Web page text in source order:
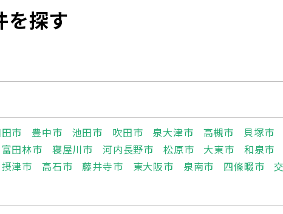
を探す
市 豊中市 池田市 吹田市 泉大津市 高槻市 貝塚市
富田林市 寝屋川市 河内長野市 松原市 大東市 和泉市
摂津市 高石市 藤井寺市 東大阪市 泉南市 四條畷市